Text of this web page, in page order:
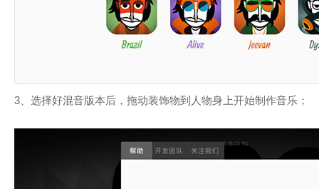
3、选择好混音版本后，拖动装饰物到人物身上开始制作音乐；